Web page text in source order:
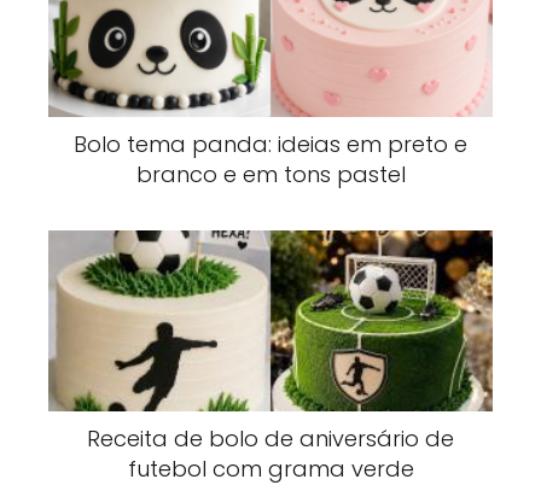
Bolo tema panda: ideias em preto e
branco e em tons pastel
Receita de bolo de aniversário de
futebol com grama verde